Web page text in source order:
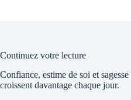
Continuez votre lecture
Confiance, estime de soi et
croissent davantage chaque jour.